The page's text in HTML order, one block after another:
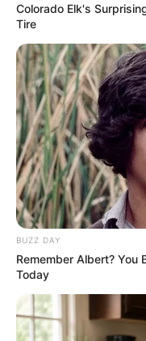
10 Tallest Women
BRAINBERRIES
Colorado Elk's
Tire
BUZZ DAY
Remember Albert? You
Today